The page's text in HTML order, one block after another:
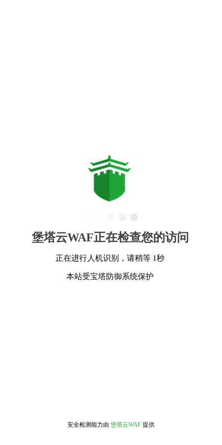
堡塔云WAF正在检查您的访问
正在进行人机识别，请稍等 1秒
本站受宝塔防御系统保护
安全检测能力由 堡塔云WAF 提供